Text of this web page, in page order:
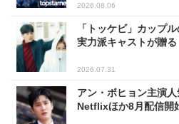
2026.08.06
「トッケビ」カップ
実力派キャストが贈
2026.07.31
アン・ボヒョン主演
Netflixほか8月配信開